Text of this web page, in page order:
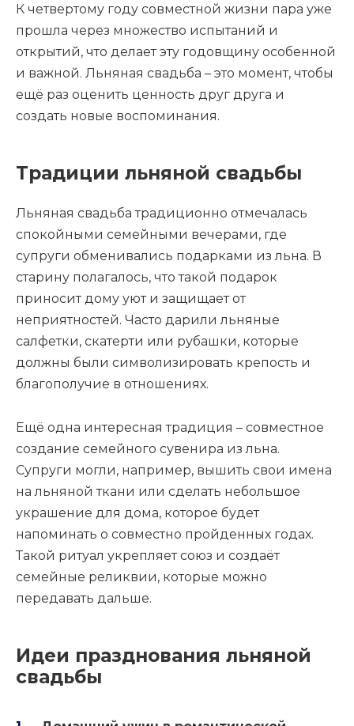
К четвертому году совместной жизни пара уже
прошла через множество испытаний и
открытий, что делает эту годовщину особенной
и важной. Льняная свадьба – это момент, чтобы
ещё раз оценить ценность друг друга и
создать новые воспоминания.
Традиции льняной свадьбы
Льняная свадьба традиционно отмечалась
спокойными семейными вечерами, где
супруги обменивались подарками из льна. В
старину полагалось, что такой подарок
приносит дому уют и защищает от
неприятностей. Часто дарили льняные
салфетки, скатерти или рубашки, которые
должны были символизировать крепость и
благополучие в отношениях.
Ещё одна интересная традиция – совместное
создание семейного сувенира из льна.
Супруги могли, например, вышить свои имена
на льняной ткани или сделать небольшое
украшение для дома, которое будет
напоминать о совместно пройденных годах.
Такой ритуал укрепляет союз и создаёт
семейные реликвии, которые можно
передавать дальше.
Идеи празднования льняной
свадьбы